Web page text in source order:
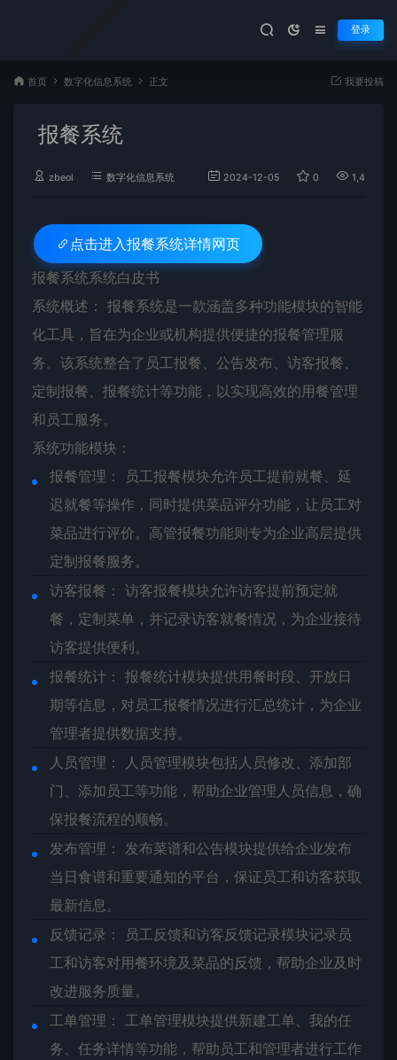
登录
首页 数字化信息系统 正文 我要投稿
报餐系统
zbeol 数字化信息系统 2024-12-05 0 1,406
点击进入 报餐系统详情网页
报餐系统系统白皮书
系统概述： 报餐系统是一款涵盖多种功能模块的智能
化工具，旨在为企业或机构提供便捷的报餐管理服
务。该系统整合了员工报餐、公告发布、访客报餐、
定制报餐、报餐统计等功能，以实现高效的用餐管理
和员工服务。
系统功能模块：
报餐管理： 员工报餐模块允许员工提前就餐、延
迟就餐等操作，同时提供菜品评分功能，让员工对
菜品进行评价。高管报餐功能则专为企业高层提供
定制报餐服务。
访客报餐： 访客报餐模块允许访客提前预定就
餐，定制菜单，并记录访客就餐情况，为企业接待
访客提供便利。
报餐统计： 报餐统计模块提供用餐时段、开放日
期等信息，对员工报餐情况进行汇总统计，为企业
管理者提供数据支持。
人员管理： 人员管理模块包括人员修改、添加部
门、添加员工等功能，帮助企业管理人员信息，确
保报餐流程的顺畅。
发布管理： 发布菜谱和公告模块提供给企业发布
当日食谱和重要通知的平台，保证员工和访客获取
最新信息。
反馈记录： 员工反馈和访客反馈记录模块记录员
工和访客对用餐环境及菜品的反馈，帮助企业及时
改进服务质量。
工单管理： 工单管理模块提供新建工单、我的任
务、任务详情等功能，帮助员工和管理者进行工作